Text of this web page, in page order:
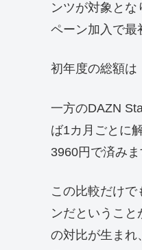
ンツが対象と
ペーン加入で最
初年度の総額は
一方のDAZN
ば1カ月ごとに
3960円で済みま
この比較だけ
ンだというこ
の対比が生まれ